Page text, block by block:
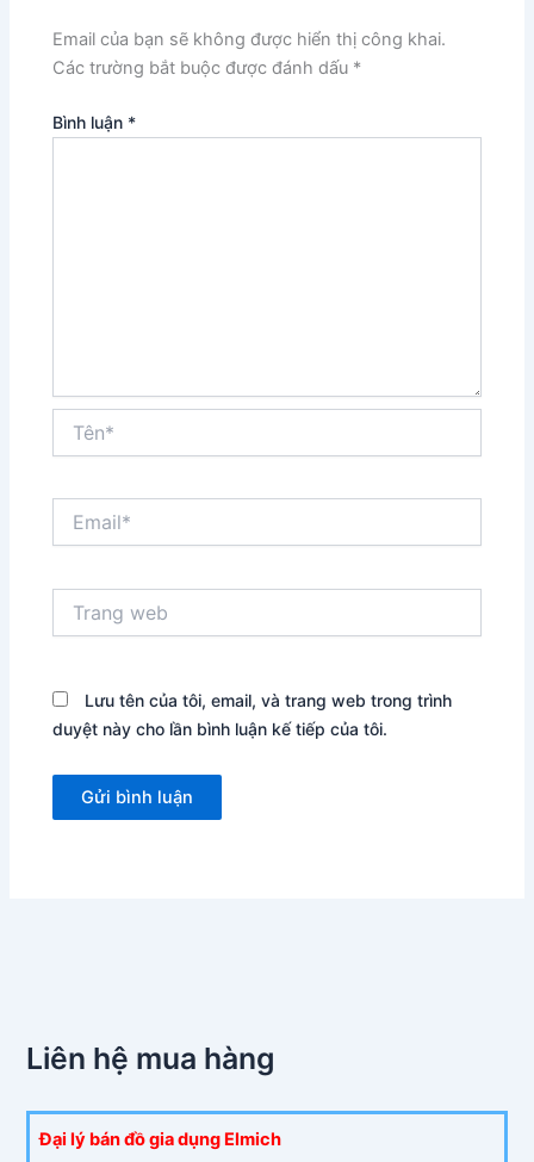
Email của bạn sẽ không được hiển thị công khai.
Các trường bắt buộc được đánh dấu *
Bình luận *
web
Lưu tên của tôi, email, và trang web trong trình
duyệt này cho lần bình luận kế tiếp của tôi.
Liên hệ mua hàng
Đại lý bán đồ gia dụng Elmich